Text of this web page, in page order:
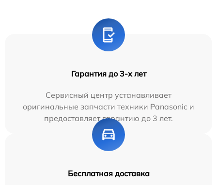
Гарантия до 3-х лет
Сервисный центр устанавливает
оригинальные запчасти техники Panasonic и
предоставляет гарантию до 3 лет.
Бесплатная доставка